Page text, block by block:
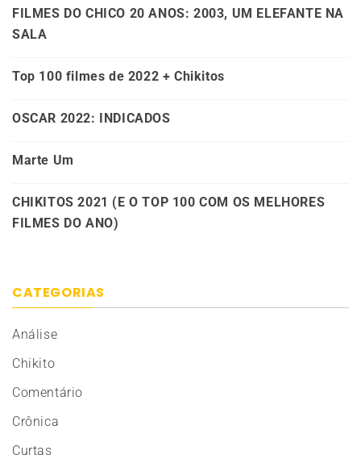
FILMES DO CHICO 20 ANOS: 2003, UM ELEFANTE NA
SALA
Top 100 filmes de 2022 + Chikitos
OSCAR 2022: INDICADOS
Marte Um
CHIKITOS 2021 (E O TOP 100 COM OS MELHORES
FILMES DO ANO)
CATEGORIAS
Análise
Chikito
Comentário
Crônica
Curtas